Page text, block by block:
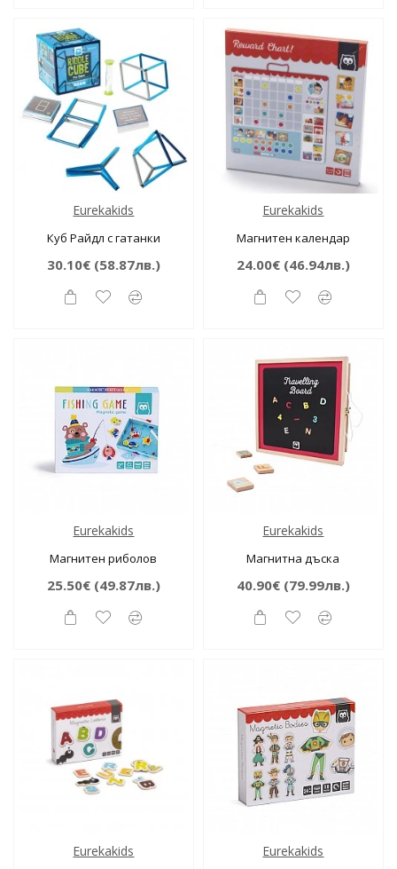
Eurekakids
Куб Райдл с гатанки
30.10€(58.87лв.)
Eurekakids
Магнитен календар
24.00€(46.94лв.)
Eurekakids
Магнитен риболов
25.50€(49.87лв.)
Eurekakids
Магнитна дъска
40.90€(79.99лв.)
Eurekakids Eurekakids